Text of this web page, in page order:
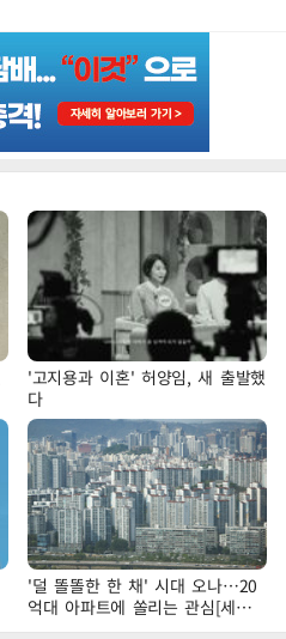
'고지용과 이혼' 허양임, 새 출발했
다
'덜 똘똘한 한 채' 시대 오나…20
억대 아파트에 쏠리는 관심[세제
개편, 그 이후②]